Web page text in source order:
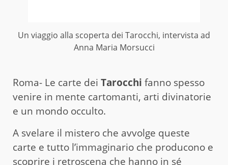
Un viaggio alla scoperta dei Tarocchi, intervista ad
Anna Maria Morsucci
Roma- Le carte dei Tarocchi fanno spesso
venire in mente cartomanti, arti divinatorie
e un mondo occulto.
A svelare il mistero che avvolge queste
carte e tutto l’immaginario che producono e
scoprire i retroscena che hanno in sé